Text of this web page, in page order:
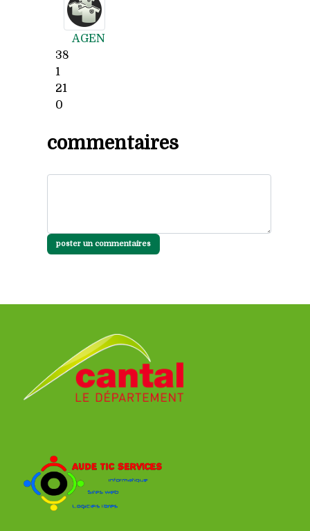
AGEN
38
1
21
0
commentaires
poster un commentaires